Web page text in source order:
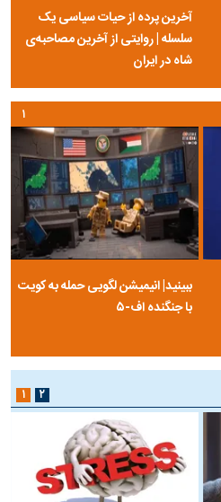
آخرین پرده از حیات سیاسی یک
سلسله | روایتی از آخرین مصاحبه‌ی
شاه در ایران
ببینید| انیمیشن لگویی حمله به کویت
با جنگنده اف-۵
۱
۱ ۲